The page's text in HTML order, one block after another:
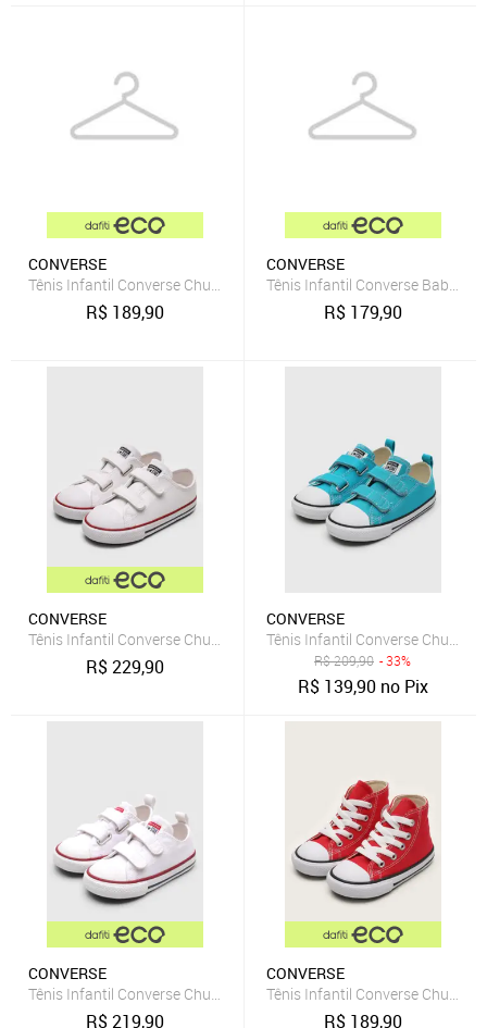
CONVERSE
Tênis Infantil Converse Chuck Taylor All Star Rosa
R$ 189,90
CONVERSE
Tênis Infantil Converse Baby
R$ 179,90
CONVERSE
Tênis Infantil Converse Chuck Taylor All Star 2V Branco
R$229,90
CONVERSE
Tênis Infantil Converse Chuck
R$209,90 - 33%
R$ 139,90no Pix
CONVERSE
Tênis Infantil Converse Chuck Taylor All Star 2V Branco
R$219,90
CONVERSE
Tênis Infantil Converse Chuck
R$ 189,90